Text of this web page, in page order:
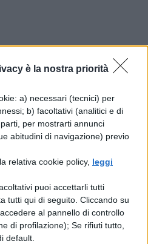
è la nostra priorità
a) necessari (tecnici) per
b) facoltativi (analitici e di
per mostrarti annunci
abitudini di navigazione) previo
relativa cookie policy, leggi
puoi accettarli tutti
tutti qui di seguito. Cliccando su
al pannello di controllo
di profilazione); Se rifiuti tutto,
default.